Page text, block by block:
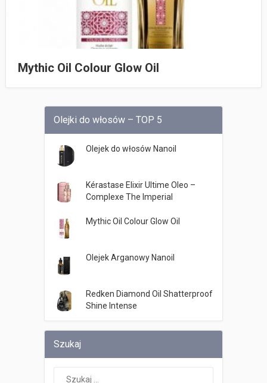
Mythic Oil Colour Glow Oil
Olejki do włosów – TOP 5
Olejek do włosów Nanoil
Kérastase Elixir Ultime Oleo –
Complexe The Imperial
Mythic Oil Colour Glow Oil
Olejek Arganowy Nanoil
Redken Diamond Oil Shatterproof
Shine Intense
Szukaj